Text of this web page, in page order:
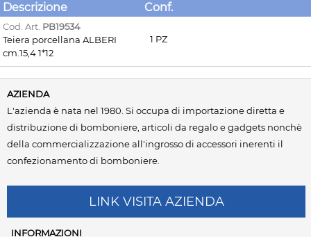
Descrizione Conf.
Cod. Art. PB19534
Teiera porcellana ALBERI
cm.15,4 1*12
1 PZ
AZIENDA
L'azienda è nata nel 1980. Si occupa di importazione diretta e
distribuzione di bomboniere, articoli da regalo e gadgets nonchè
della commercializzazione all'ingrosso di accessori inerenti il
confezionamento di bomboniere.
LINK VISITA AZIENDA
INFORMAZIONI